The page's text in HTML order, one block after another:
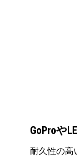
GoProや
耐久性の高